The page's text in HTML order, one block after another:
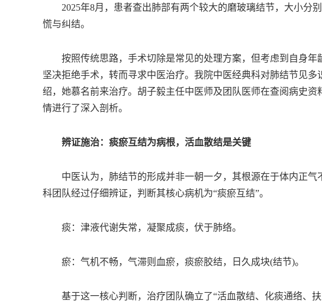
2025年8月，患者查出肺部有两个较大的磨玻璃结节，大小分别
慌与纠结。
按照传统思路，手术切除是常见的处理方案，但考虑到自身年
坚决拒绝手术，转而寻求中医治疗。我院中医经典科对肺结节见
绍，她慕名前来治疗。胡子毅主任中医师及团队医师在查阅病史
情进行了深入剖析。
辨证施治：痰瘀互结为病根，活血散结是关键
中医认为，肺结节的形成并非一朝一夕，其根源在于体内正气
科团队经过仔细辨证，判断其核心病机为“痰瘀互结”。
痰：津液代谢失常，凝聚成痰，伏于肺络。
瘀：气机不畅，气滞则血瘀，痰瘀胶结，日久成块(结节)。
基于这一核心判断，治疗团队确立了“活血散结、化痰通络、扶